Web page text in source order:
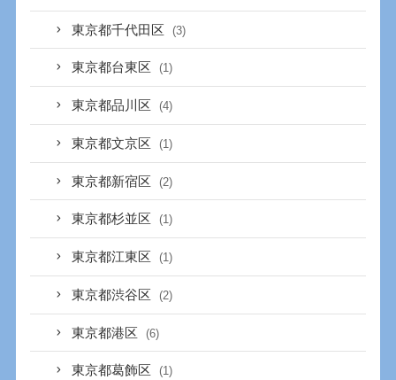
東京都千代田区 (3)
東京都台東区 (1)
東京都品川区 (4)
東京都文京区 (1)
東京都新宿区 (2)
東京都杉並区 (1)
東京都江東区 (1)
東京都渋谷区 (2)
東京都港区 (6)
東京都葛飾区 (1)